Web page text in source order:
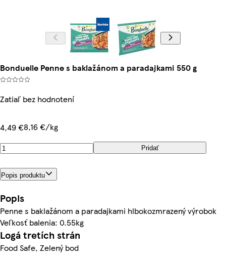
Bonduelle Penne s baklažánom a paradajkami 550 g
Zatiaľ bez hodnotení
4,49 €8,16 €/kg
Pridať
Popis produktu
Popis
Penne s baklažánom a paradajkami hlbokozmrazený výrobok
Veľkosť balenia: 0.55kg
Logá tretích strán
Food Safe, Zelený bod